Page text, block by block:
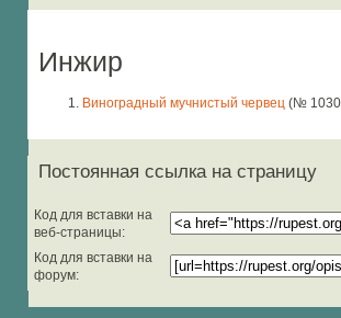
Инжир
Виноградный мучнистый червец (№
Постоянная ссылка на страницу
Код для вставки на
веб-страницы:
Код для вставки на
форум: